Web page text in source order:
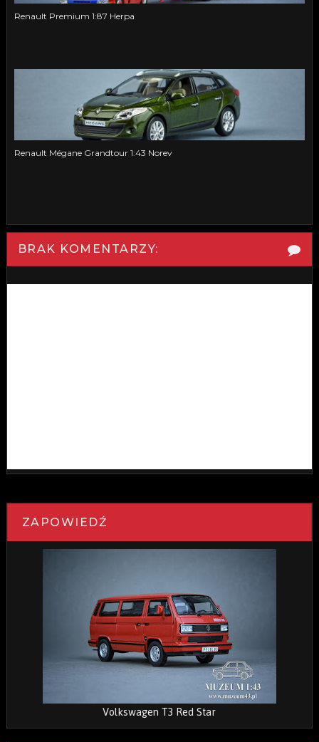
Renault Premium 1:87 Herpa
Renault Mégane Grandtour 1:43 Norev
BRAK KOMENTARZY:
ZAPOWIEDŹ
Volkswagen T3 Red Star